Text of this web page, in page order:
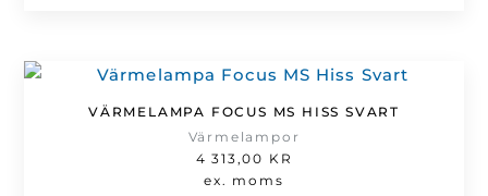
VÄRMELAMPA FOCUS MS HISS SVART
Värmelampor
4 313,00 KR
ex. moms